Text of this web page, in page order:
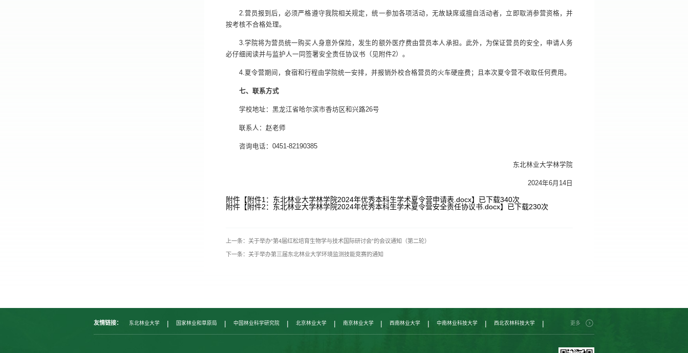
2.营员报到后，必须严格遵守我院相关规定，统一参加各项活动，无故缺席或擅自活动者，立即取消参营资格，并
按考核不合格处理。
3.学院将为营员统一购买人身意外保险，发生的额外医疗费由营员本人承担。此外，为保证营员的安全，申请人务
必仔细阅读并与监护人一同签署安全责任协议书（见附件2）。
4.夏令营期间，食宿和行程由学院统一安排，并报销外校合格营员的火车硬座费；且本次夏令营不收取任何费用。
七、联系方式
学校地址：黑龙江省哈尔滨市香坊区和兴路26号
联系人：赵老师
咨询电话：0451-82190385
东北林业大学林学院
2024年6月14日
附件【附件1：东北林业大学林学院2024年优秀本科生学术夏令营申请表.docx】已下载340次
附件【附件2：东北林业大学林学院2024年优秀本科生学术夏令营安全责任协议书.docx】已下载230次
上一条：关于举办“第4届红松培育生物学与技术国际研讨会”的会议通知（第二轮）
下一条：关于举办第三届东北林业大学环境监测技能竞赛的通知
友情链接： 东北林业大学 | 国家林业和草原局 | 中国林业科学研究院 | 北京林业大学 | 南京林业大学 | 西南林业大学 | 中南林业科技大学 | 西北农林科技大学 |
福建农林大学 | 内蒙古农业大学
更多